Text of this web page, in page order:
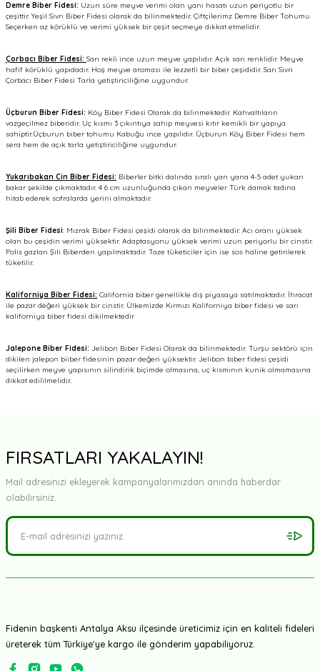
Demre Biber Fidesi: Uzun süre meyve verimi olan yani hasatı uzun periyotlu bir
çeşittir. Yeşil Sivri Biber Fidesi olarak da bilinmektedir. Çiftçilerimz Demre Biber Tohumu
Seçerken az körüklü ve verimi yüksek bir çeşit seçmeye dikkat etmelidir.
Çorbacı Biber Fidesi: Sarı rekli ince uzun meyve yapılıdır. Açık sarı renklidir. Meyve
hafif körüklü yapıdadır. Hoş meyve aroması ile lezzetli bir biber çeşididir. Sarı Sivri
Çorbacı Biber Fidesi Tarla yetiştiriciliğine uygundur.
Üçburun Biber Fidesi: Köy Biber Fidesi Olarak da bilinmektedir. Kahvaltıların
vazgeçilmez biberidir. Uç kısmı 3 çıkıntıya sahip meyvesi kıtır kemikli bir yapıya
sahiptir.Üçburun biber tohumu Kabuğu ince yapılıdır. Üçburun Köy Biber Fidesi hem
sera hem de açık tarla yetiştiriciliğine uygundur.
Yukarıbakan Cin Biber Fidesi: Biberler bitki dalında sıralı yan yana 4-5 adet yukarı
bakar şekilde çıkmaktadır. 4 6 cm uzunluğunda çıkan meyveler Türk damak tadına
hitab ederek sofralarda yerini almaktadır.
Şili Biber Fidesi: Mızrak Biber Fidesi çeşidi olarak da bilinmektedir. Acı oranı yüksek
olan bu çeşidin verimi yüksektir. Adaptasyonu yüksek verimi uzun periyorlu bir cinstir.
Polis gazları Şili Biberden yapılmaktadır. Taze tüketiciler için ise sos haline getirilerek
tüketilir.
Kaliforniya Biber Fidesi: California biber genellikle dış piyasaya satılmaktadır. İhracat
ile pazar değeri yüksek bir cinstir. Ülkemizde Kırmızı Kaliforniya biber fidesi ve sarı
kaliforniya biber fidesi dikilmektedir
Jalepone Biber Fidesi: Jelibon Biber Fidesi Olarak da bilinmektedir. Turşu sektörü için
dikilen jalepon biiber fidesinin pazar değeri yüksektir. Jelibon biber fidesi çeşidi
seçilirken meyve yapısının silindirik biçimde olmasına, uç kısmının kunik olmamasına
dikkat edililmelidir.
FIRSATLARI YAKALAYIN!
Mail adresinizi ekleyerek kampanyalarımızdan anında haberdar
olabilirsiniz.
Fidenin başkenti Antalya Aksu ilçesinde üreticimiz için en kaliteli fideleri
üreterek tüm Türkiye'ye kargo ile gönderim yapabiliyoruz.